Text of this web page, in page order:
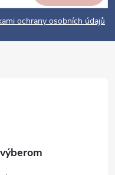
ochrany osobních údajů